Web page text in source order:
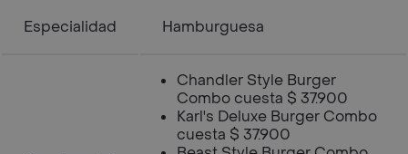
Especialidad Hamburguesa
Chandler Style Burger
Combo cuesta $ 37.900
Karl's Deluxe Burger Combo
cuesta $ 37.900